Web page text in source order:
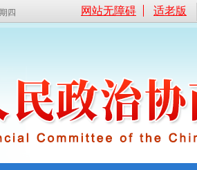
网站无障碍 适老版
四